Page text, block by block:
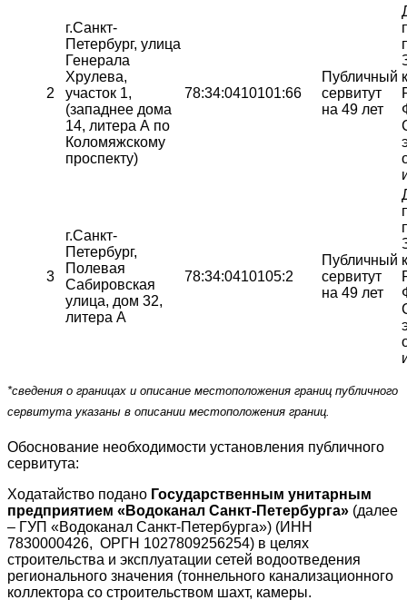
2
г.Санкт-
Петербург, улица
Генерала
Хрулева,
участок 1,
(западнее дома
14, литера А по
Коломяжскому
проспекту)
78:34:0410101:66
Публичный
сервитут
на 49 лет
3
г.Санкт-
Петербург,
Полевая
Сабировская
улица, дом 32,
литера А
78:34:0410105:2
Публичный
сервитут
на 49 лет
*сведения о границах и описание местоположения границ публичного
сервитута указаны в описании местоположения границ.
Обоснование необходимости установления публичного
сервитута:
Ходатайство подано Государственным унитарным
предприятием «Водоканал Санкт-Петербурга» (далее
– ГУП «Водоканал Санкт-Петербурга») (ИНН
7830000426, ОРГН 1027809256254) в целях
строительства и эксплуатации сетей водоотведения
регионального значения (тоннельного канализационного
коллектора со строительством шахт, камеры.